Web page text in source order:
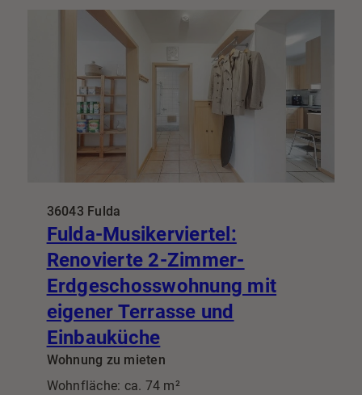
36043 Fulda
Fulda-Musikerviertel:
Renovierte 2-Zimmer-
Erdgeschosswohnung mit
eigener Terrasse und
Einbauküche
Wohnung zu mieten
Wohnfläche: ca. 74 m²